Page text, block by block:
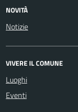
NOVITÀ
Notizie
VIVERE IL COMUNE
Luoghi
Eventi